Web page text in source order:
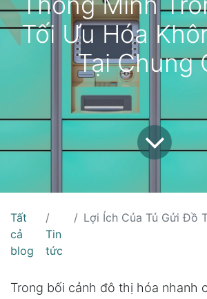
Tối Ưu Hóa
Tại Chung
Tất
cả
blog
Tin
tức
Lợi Ích Của Tủ Gửi Đồ Thông Minh Trong Việc Tối
Trong bối cảnh đô thị hóa nhanh